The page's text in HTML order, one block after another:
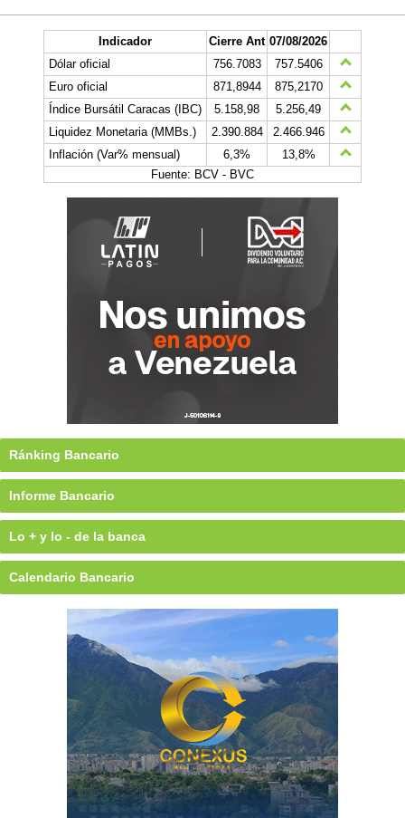
Indicador Cierre Ant 07/08/2026
Dólar oficial
756.7083
757.5406
Euro oficial
871,8944
875,2170
Índice Bursátil Caracas (IBC)
5.158,98
5.256,49
Liquidez Monetaria (MMBs.)
2.390.884
2.466.946
Inflación (Var% mensual)
6,3%
13,8%
Fuente: BCV - BVC
Ránking Bancario
Informe Bancario
Lo + y lo - de la banca
Calendario Bancario